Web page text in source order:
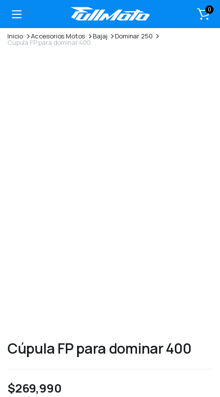
0
Inicio Accesorios Motos Bajaj Dominar 250
Cúpula FP para dominar 400
Cúpula FP para dominar 400
$269,990